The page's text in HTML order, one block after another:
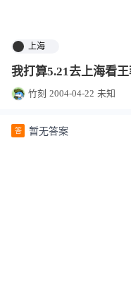
上海
我打算5.21去上海看
竹刻 2004-04-22 未知
答 暂无答案